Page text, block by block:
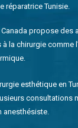
réparatrice Tunisie.
propose des
à la chirurgie comme
esthétique en
consultations
anesthésiste.